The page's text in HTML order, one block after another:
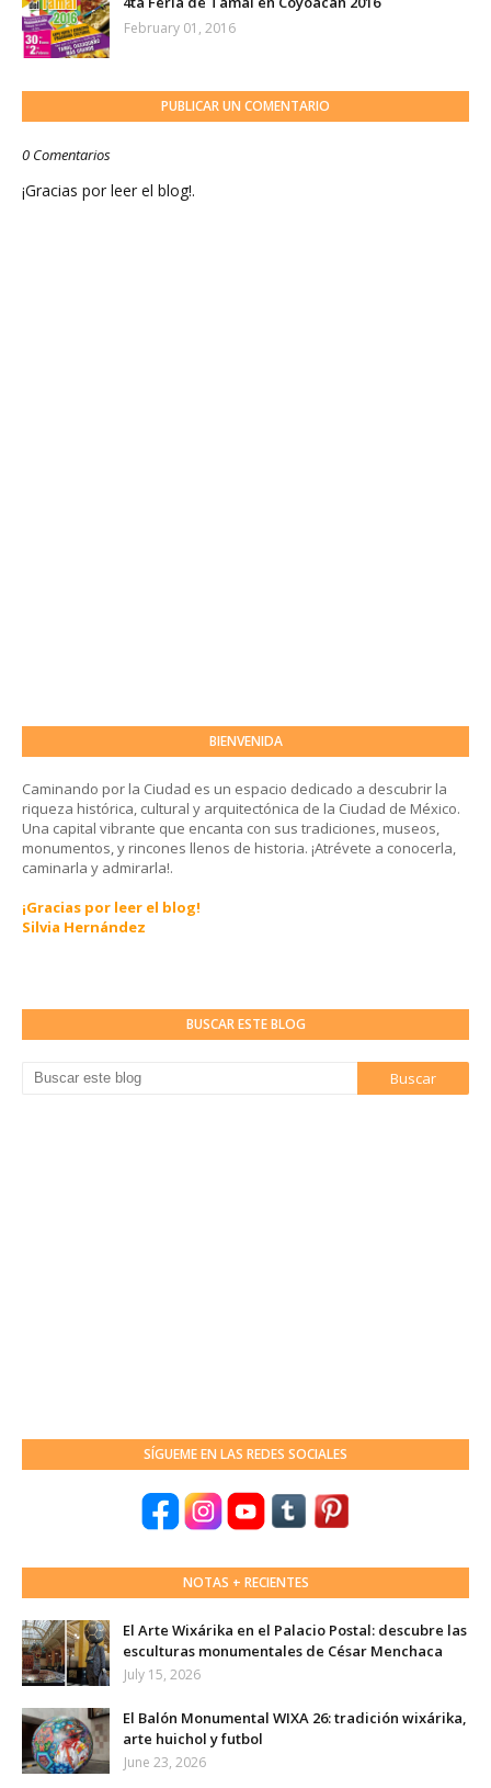
February 01, 2016
PUBLICAR UN COMENTARIO
0 Comentarios
¡Gracias por leer el blog!.
BIENVENIDA
Caminando por la Ciudad es un espacio dedicado a descubrir la
riqueza histórica, cultural y arquitectónica de la Ciudad de México.
Una capital vibrante que encanta con sus tradiciones, museos,
monumentos, y rincones llenos de historia. ¡Atrévete a conocerla,
caminarla y admirarla!.
¡Gracias por leer el blog!
Silvia Hernández
BUSCAR ESTE BLOG
SÍGUEME EN LAS REDES SOCIALES
NOTAS + RECIENTES
El Arte Wixárika en el Palacio Postal: descubre las
esculturas monumentales de César Menchaca
July 15, 2026
El Balón Monumental WIXA 26: tradición wixárika,
arte huichol y futbol
June 23, 2026